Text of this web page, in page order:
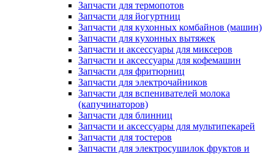
Запчасти для термопотов
Запчасти для йогуртниц
Запчасти для кухонных комбайнов (машин)
Запчасти для кухонных вытяжек
Запчасти и аксессуары для миксеров
Запчасти и аксессуары для кофемашин
Запчасти для фритюрниц
Запчасти для электрочайников
Запчасти для вспенивателей молока
(капучинаторов)
Запчасти для блинниц
Запчасти и аксессуары для мультипекарей
Запчасти для тостеров
Запчасти для электросушилок фруктов и